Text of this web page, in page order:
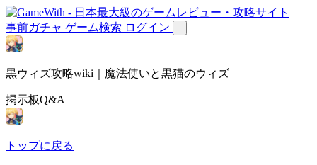
事前ガチャ ゲーム検索 ログイン
黒ウィズ攻略wiki｜魔法使いと黒猫のウィズ
掲示板Q&A
トップに戻る